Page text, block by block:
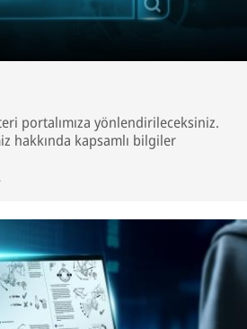
portalımıza yönlendirileceksiniz.
hakkında kapsamlı bilgiler